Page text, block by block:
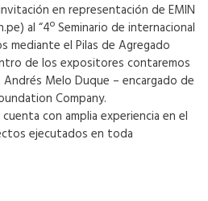
en representación de EMIN
al “4º Seminario de internacional
mediante el Pilas de Agregado
de los expositores contaremos
Melo Duque – encargado de
Company.
con amplia experiencia en el
ejecutados en toda